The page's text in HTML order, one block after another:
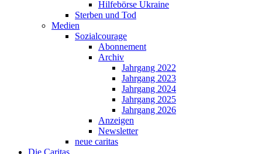
Hilfebörse Ukraine
Sterben und Tod
Medien
Sozialcourage
Abonnement
Archiv
Jahrgang 2022
Jahrgang 2023
Jahrgang 2024
Jahrgang 2025
Jahrgang 2026
Anzeigen
Newsletter
neue caritas